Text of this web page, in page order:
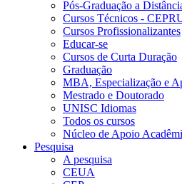
Pós-Graduação a
Cursos Técnicos -
Cursos Profissionalizantes
Educar-se
Cursos de Curta Duração
Graduação
MBA, Especialização e
Mestrado e Doutorado
UNISC Idiomas
Todos os cursos
Núcleo de Apoio
Pesquisa
A pesquisa
CEUA